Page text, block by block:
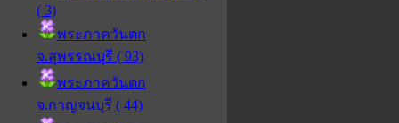
( 3)
พระภาควันตก
จ.สุพรรณบุรี ( 93)
พระภาควันตก
จ.กาญจนบุรี ( 44)